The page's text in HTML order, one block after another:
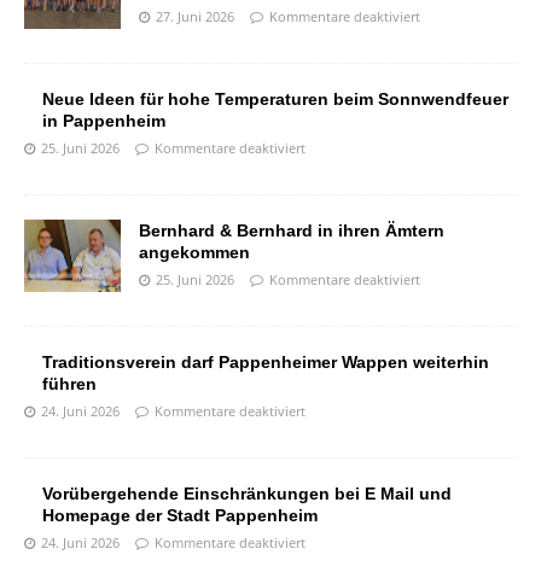
27. Juni 2026 Kommentare deaktiviert
Neue Ideen für hohe Temperaturen beim Sonnwendfeuer
in Pappenheim
25. Juni 2026 Kommentare deaktiviert
Bernhard & Bernhard in ihren Ämtern
angekommen
25. Juni 2026 Kommentare deaktiviert
Traditionsverein darf Pappenheimer Wappen weiterhin
führen
24. Juni 2026 Kommentare deaktiviert
Vorübergehende Einschränkungen bei E Mail und
Homepage der Stadt Pappenheim
24. Juni 2026 Kommentare deaktiviert